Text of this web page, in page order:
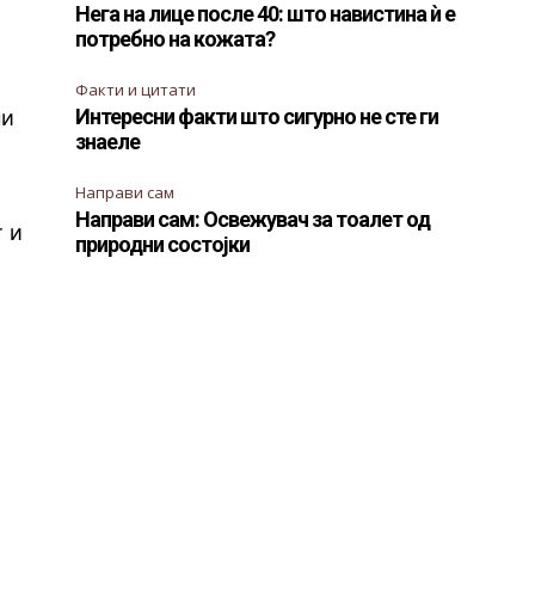
и
Нега на лице после 40: што навистина ѝ е
потребно на кожата?
Факти и цитати
Интересни факти што сигурно не сте ги
знаеле
Направи сам
Направи сам: Освежувач за тоалет од
природни состојки